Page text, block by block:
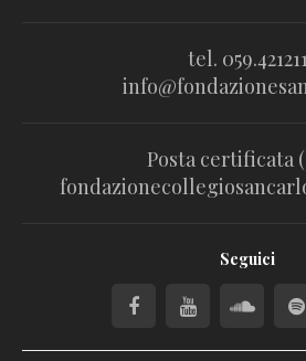
tel.
Posta certificata
Seguici